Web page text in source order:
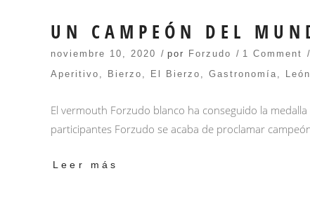
UN CAMPEÓN DEL
noviembre 10, 2020 por Forzudo 1 Comment
Aperitivo
Bierzo El Bierzo Gastronomía León
El vermouth Forzudo blanco ha conseguido la
participantes Forzudo se acaba de proclamar
Leer más